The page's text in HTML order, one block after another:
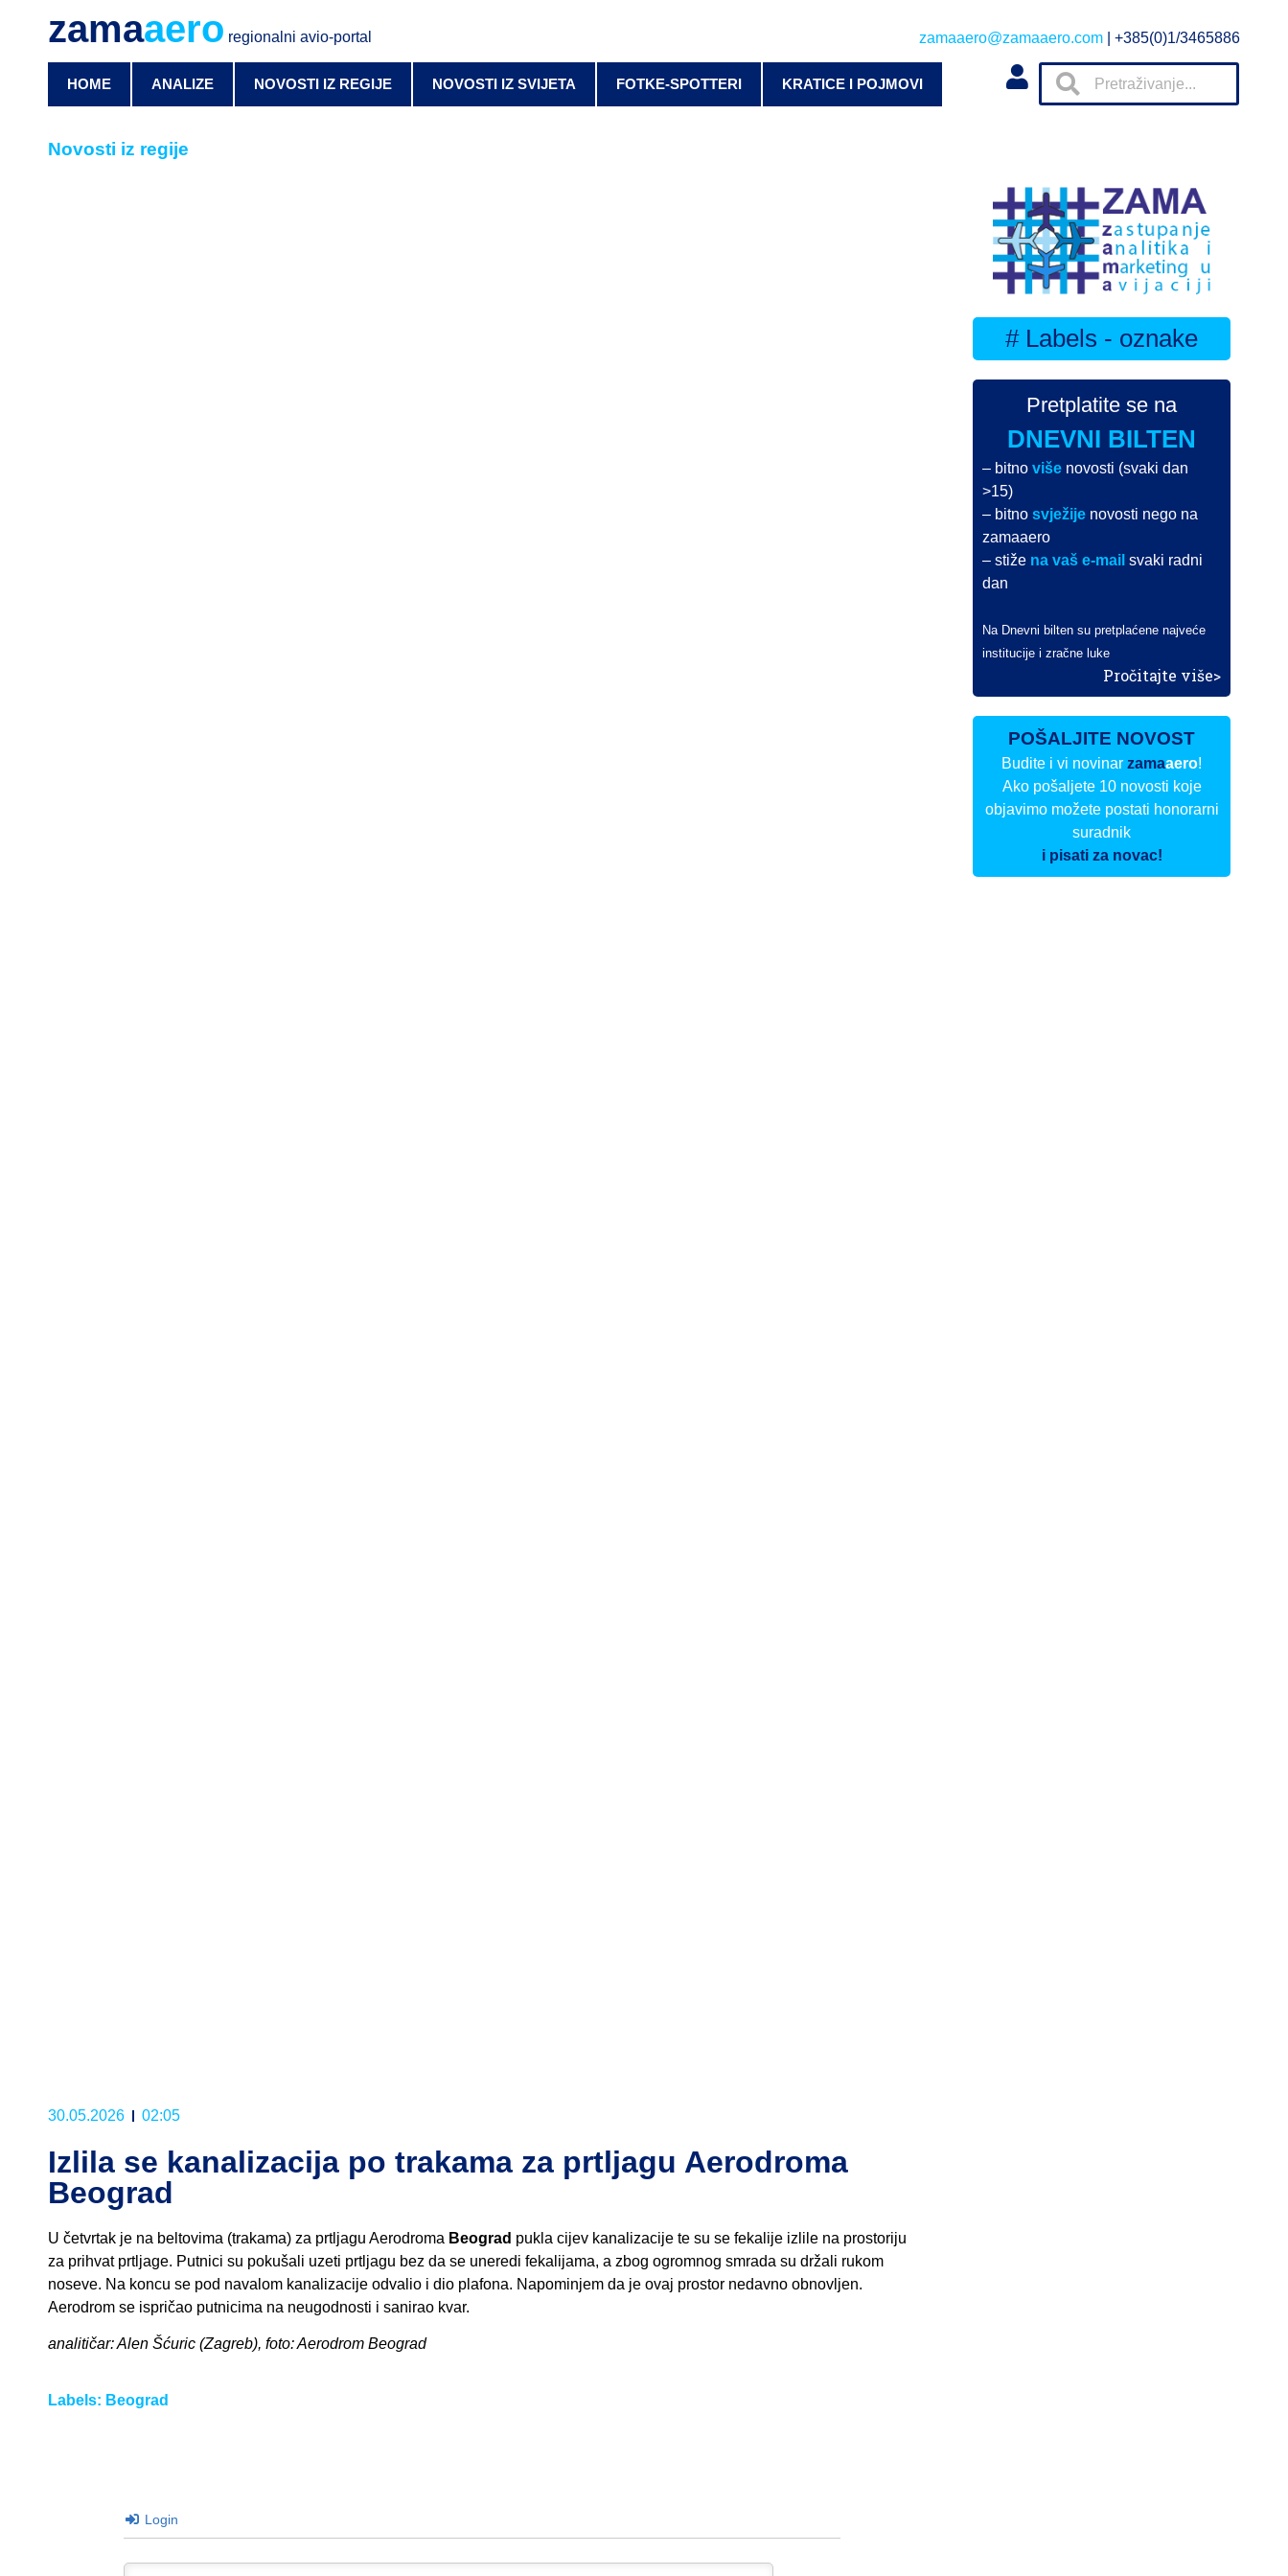
zamaaero regionalni avio-portal zamaaero@zamaaero.com | +385(0)1/3465886
HOME ANALIZE NOVOSTI IZ REGIJE NOVOSTI IZ SVIJETA FOTKE-SPOTTERI KRATICE I POJMOVI
Novosti iz regije
30.05.2026 02:05
Izlila se kanalizacija po trakama za prtljagu Aerodroma
Beograd
U četvrtak je na beltovima (trakama) za prtljagu Aerodroma Beograd pukla cijev kanalizacije te su se fekalije izlile na prostoriju
za prihvat prtljage. Putnici su pokušali uzeti prtljagu bez da se uneredi fekalijama, a zbog ogromnog smrada su držali rukom
noseve. Na koncu se pod navalom kanalizacije odvalio i dio plafona. Napominjem da je ovaj prostor nedavno obnovljen.
Aerodrom se ispričao putnicima na neugodnosti i sanirao kvar.
analitičar: Alen Šćuric (Zagreb), foto: Aerodrom Beograd
Labels: Beograd
Login
# Labels - oznake
Pretplatite se na
DNEVNI BILTEN
– bitnoviše novosti (svaki dan
>15)
– bitnosvježije novosti nego na
zamaaero
– stiže na vaš e-mail svaki radni
dan
Na Dnevni bilten su pretplaćene najveće
institucije i zračne luke
Pročitajte više>
POŠALJITE NOVOST
Budite i vi novinarzamaaero!
Ako pošaljete 10 novosti koje
objavimo možete postati honorarni
suradnik
i pisati za novac!